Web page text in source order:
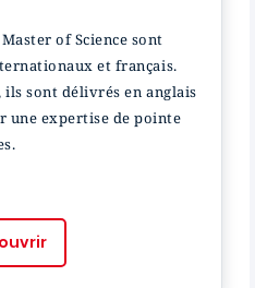
of Science sont
et français.
ils sont délivrés en anglais
une expertise de pointe